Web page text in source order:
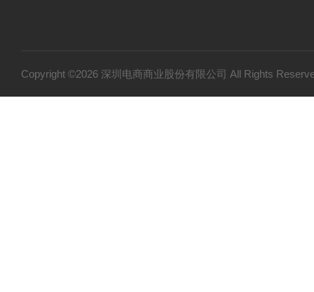
Copyright ©2026 深圳电商商业股份有限公司 All Rights